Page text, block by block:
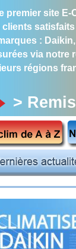
premier site
clients satisfaits
:
via notre
régions
>